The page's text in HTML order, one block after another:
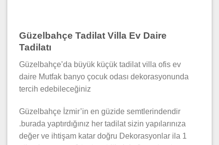
Güzelbahçe Tadilat Villa Ev Daire
Tadilatı
Güzelbahçe’da büyük küçük tadilat villa ofis ev
daire Mutfak banyo çocuk odası dekorasyonunda
tercih edebileceğiniz
Güzelbahçe İzmir’in en güzide semtlerindendir
.burada yaptırdığınız her tadilat sizin yapılarınıza
değer ve ihtişam katar doğru Dekorasyonlar ila 1